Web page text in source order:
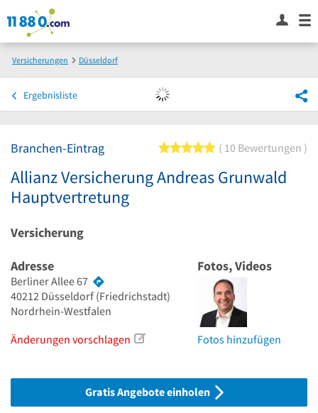
Versicherungen
Düsseldorf
Ergebnisliste
Branchen-Eintrag 5 von 5 Sternen
10 Bewertungen
Allianz Versicherung Andreas Grunwald
Hauptvertretung
Versicherung
Adresse
Berliner Allee 67
40212 Düsseldorf (Friedrichstadt)
Nordrhein-Westfalen
Änderungen vorschlagen
Fotos, Videos
Fotos hinzufügen
Gratis Angebote einholen